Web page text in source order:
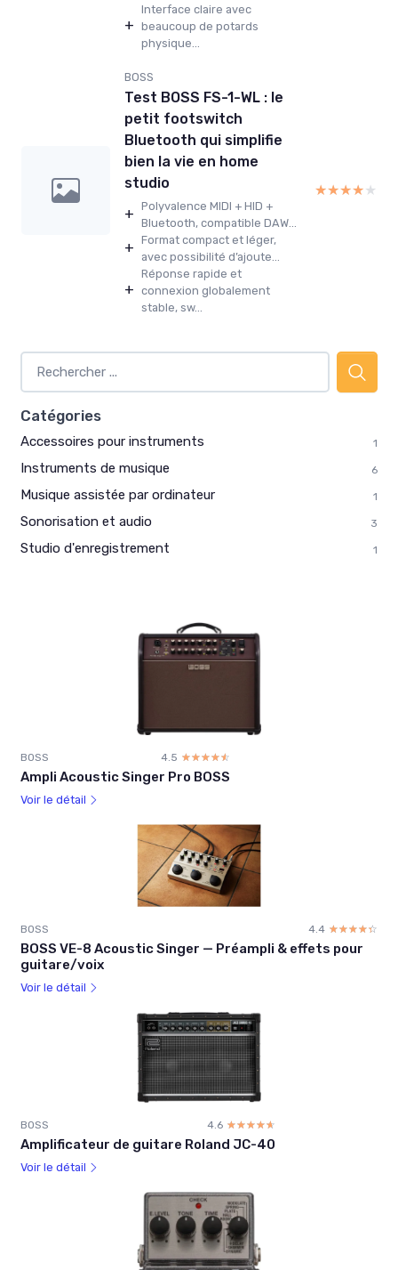
+
Interface claire avec
beaucoup de potards
physique...
BOSS
Test BOSS FS-1-WL : le
petit footswitch
Bluetooth qui simplifie
bien la vie en home
studio
+ Polyvalence MIDI + HID +
Bluetooth, compatible DAW...
+ Format compact et léger,
avec possibilité d’ajoute...
+
Réponse rapide et
connexion globalement
stable, sw...
★★★★★
★★★★★
Catégories
Accessoires pour instruments 1
Instruments de musique 6
Musique assistée par ordinateur 1
Sonorisation et audio 3
Studio d'enregistrement 1
BOSS 4.5 ☆☆☆☆☆
★★★★★
Ampli Acoustic Singer Pro BOSS
Voir le détail
BOSS 4.4 ☆☆☆☆☆
★★★★★
BOSS VE-8 Acoustic Singer — Préampli & effets pour
guitare/voix
Voir le détail
BOSS 4.6 ☆☆☆☆☆
★★★★★
Amplificateur de guitare Roland JC-40
Voir le détail